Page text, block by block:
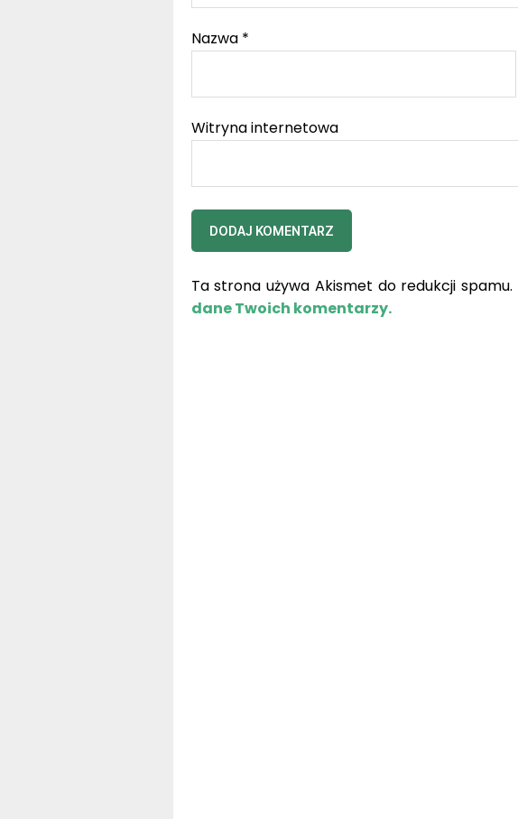
Nazwa *
Witryna internetowa
Ta strona używa Akismet do redukcji spamu.
dane Twoich komentarzy.